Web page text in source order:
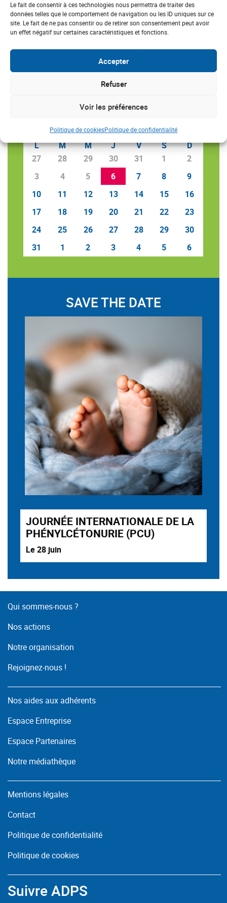
Le fait de consentir à ces technologies nous permettra de traiter des
données telles que le comportement de navigation ou les ID uniques sur ce
site. Le fait de ne pas consentir ou de retirer son consentement peut avoir
un effet négatif sur certaines caractéristiques et fonctions.
Accepter
Refuser
Voir les préférences
Politique de cookiesPolitique de confidentialité
AGENDA
« AOÛT 2026 »
L M M J V S
D
27
28 29 30 31 1
2
3
4 5 6 7 8
9
10
11 12 13 14 15
16
17
18 19 20 21 22
23
24
25 26 27 28 29
30
31
1 2 3 4 5 6
SAVE THE DATE
JOURNÉE INTERNATIONALE DE LA
PHÉNYLCÉTONURIE (PCU)
Le 28 juin
Qui sommes-nous ?
Nos actions
Notre organisation
Rejoignez-nous !
Nos aides aux adhérents
Espace Entreprise
Espace Partenaires
Notre médiathèque
Mentions légales
Contact
Politique de confidentialité
Politique de cookies
Suivre ADPS